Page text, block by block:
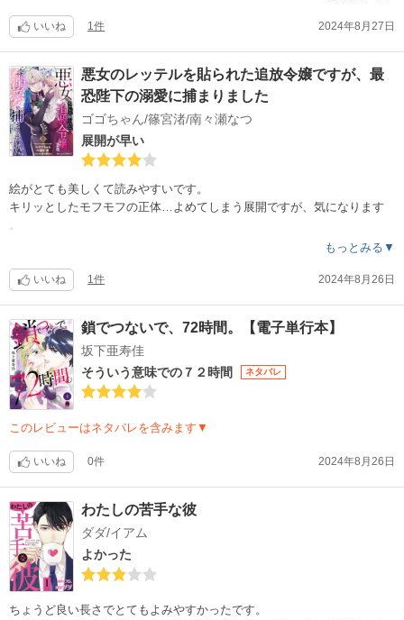
いいね 1件 2024年8月27日
悪女のレッテルを貼られた追放令嬢ですが、最
恐陛下の溺愛に捕まりました
ゴゴちゃん/篠宮渚/南々瀬なつ
展開が早い
絵がとても美しくて読みやすいです。
キリッとしたモフモフの正体…よめてしまう展開ですが、気になります
もっとみる▼
いいね 1件 2024年8月26日
鎖でつないで、72時間。【電子単行本】
坂下亜寿佳
そういう意味での７２時間
ネタバレ
このレビューはネタバレを含みます▼
いいね 0件 2024年8月26日
わたしの苦手な彼
ダダ/イアム
よかった
ちょうど良い長さでとてもよみやすかったです。